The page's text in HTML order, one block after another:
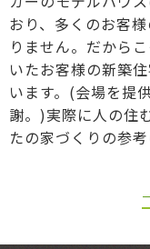
おり、多くのお客
りません。だから
いたお客様の新築
います。(会場を提
謝。)実際に人の住
たの家づくりの参考